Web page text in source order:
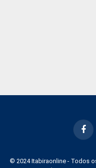
© 2024 Itabiraonline - Todos